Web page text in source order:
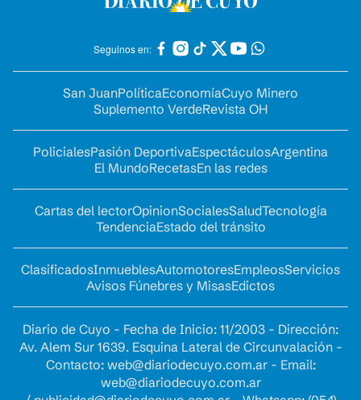
Seguinos en:
San JuanPolíticaEconomíaCuyo Minero
Suplemento VerdeRevista OH
PolicialesPasión DeportivaEspectáculosArgentina
El MundoRecetasEn las redes
Cartas del lectorOpinionSocialesSaludTecnología
TendenciaEstado del tránsito
ClasificadosInmueblesAutomotoresEmpleosServicios
Avisos Fúnebres y MisasEdictos
Diario de Cuyo - Fecha de Inicio: 11/2003 - Dirección:
Av. Alem Sur 1639. Esquina Lateral de Circunvalación -
Contacto: web@diariodecuyo.com.ar- Email:
web@diariodecuyo.com.ar